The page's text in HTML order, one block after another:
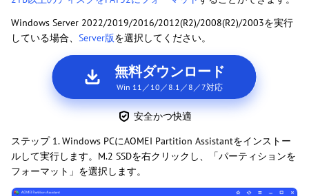
Windows Server 2022/2019/2016/2012(R2)/2008(R2)/2003を実行
している場合、 Server版を選択してください。
無料ダウンロード
Win 11／10／8.1／8／7対応
安全かつ快適
ステップ 1. Windows PCにAOMEI Partition Assistantをインストー
ルして実行します。M.2 SSDを右クリックし、「パーティションを
フォーマット」を選択します。